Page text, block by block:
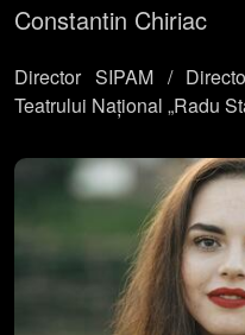
Constantin Chiriac
Director SIPAM /
Teatrului Național „Radu